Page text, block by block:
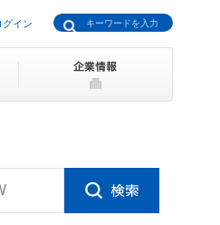
グイン